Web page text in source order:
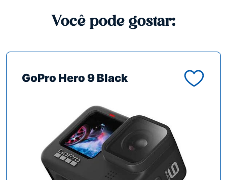
Você pode gostar:
GoPro Hero 9 Black